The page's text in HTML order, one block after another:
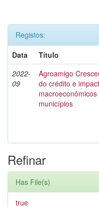
Registos:
Data
Título
2022-
09
Agroamigo
do crédito e
macroeconômicos
municípios
Refinar
Has File(s)
true